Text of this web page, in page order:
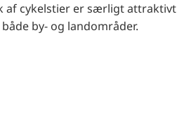
af cykelstier er særligt attraktivt
by- og landområder.